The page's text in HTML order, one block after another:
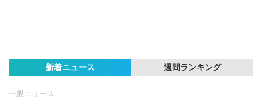
新着ニュース 週間ランキング
一般ニュース